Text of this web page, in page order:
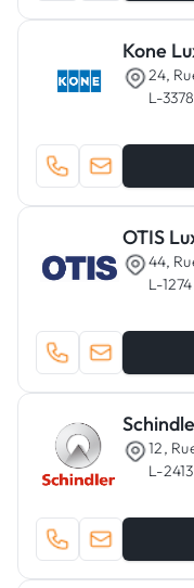
Kone
24,
L-
OTIS
44,
L-
12,
L-